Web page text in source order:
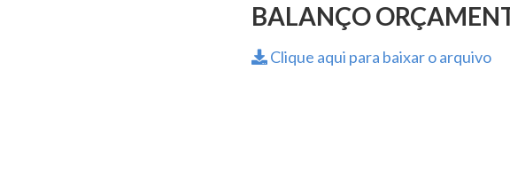
BALANÇO
Clique aqui para baixar o arquivo